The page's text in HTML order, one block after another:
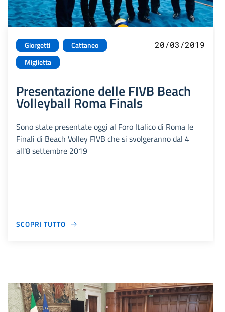
Giorgetti
Cattaneo
Miglietta
20/03/2019
Presentazione delle FIVB Beach
Volleyball Roma Finals
Sono state presentate oggi al Foro Italico di Roma le
Finali di Beach Volley FIVB che si svolgeranno dal 4
all'8 settembre 2019
SCOPRI TUTTO